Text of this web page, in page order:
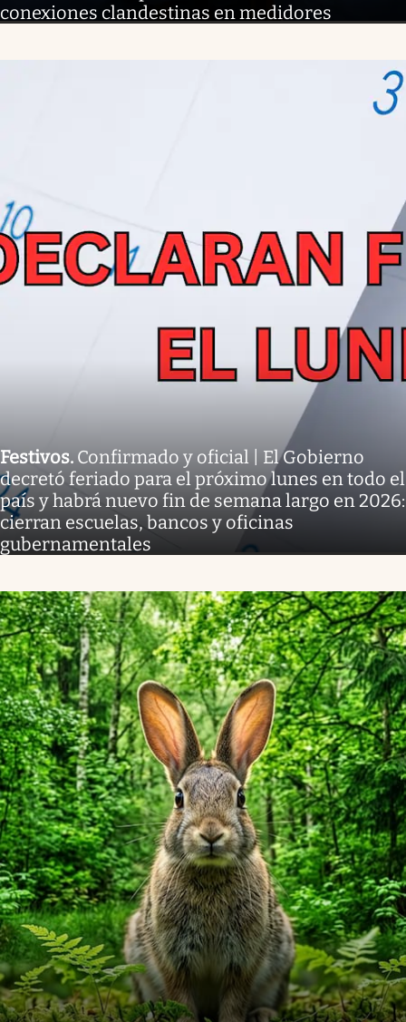
conexiones clandestinas en medidores
Festivos. Confirmado y oficial | El Gobierno
decretó feriado para el próximo lunes en todo el
país y habrá nuevo fin de semana largo en 2026:
cierran escuelas, bancos y oficinas
gubernamentales